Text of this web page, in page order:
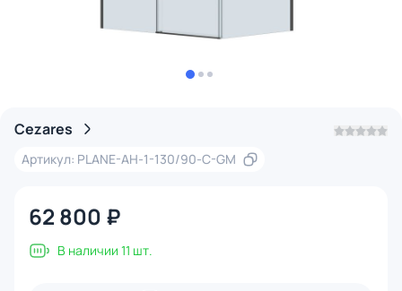
Cezares
Артикул: PLANE-AH-1-130/90-C-GM
62 800 ₽
В наличии 11 шт.